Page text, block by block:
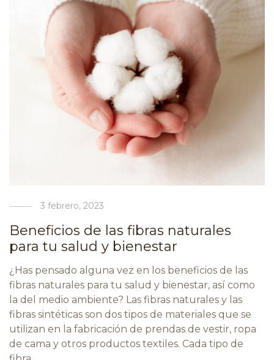
3 febrero, 2023
Beneficios de las fibras naturales
para tu salud y bienestar
¿Has pensado alguna vez en los beneficios de las
fibras naturales para tu salud y bienestar, así como
la del medio ambiente? Las fibras naturales y las
fibras sintéticas son dos tipos de materiales que se
utilizan en la fabricación de prendas de vestir, ropa
de cama y otros productos textiles. Cada tipo de